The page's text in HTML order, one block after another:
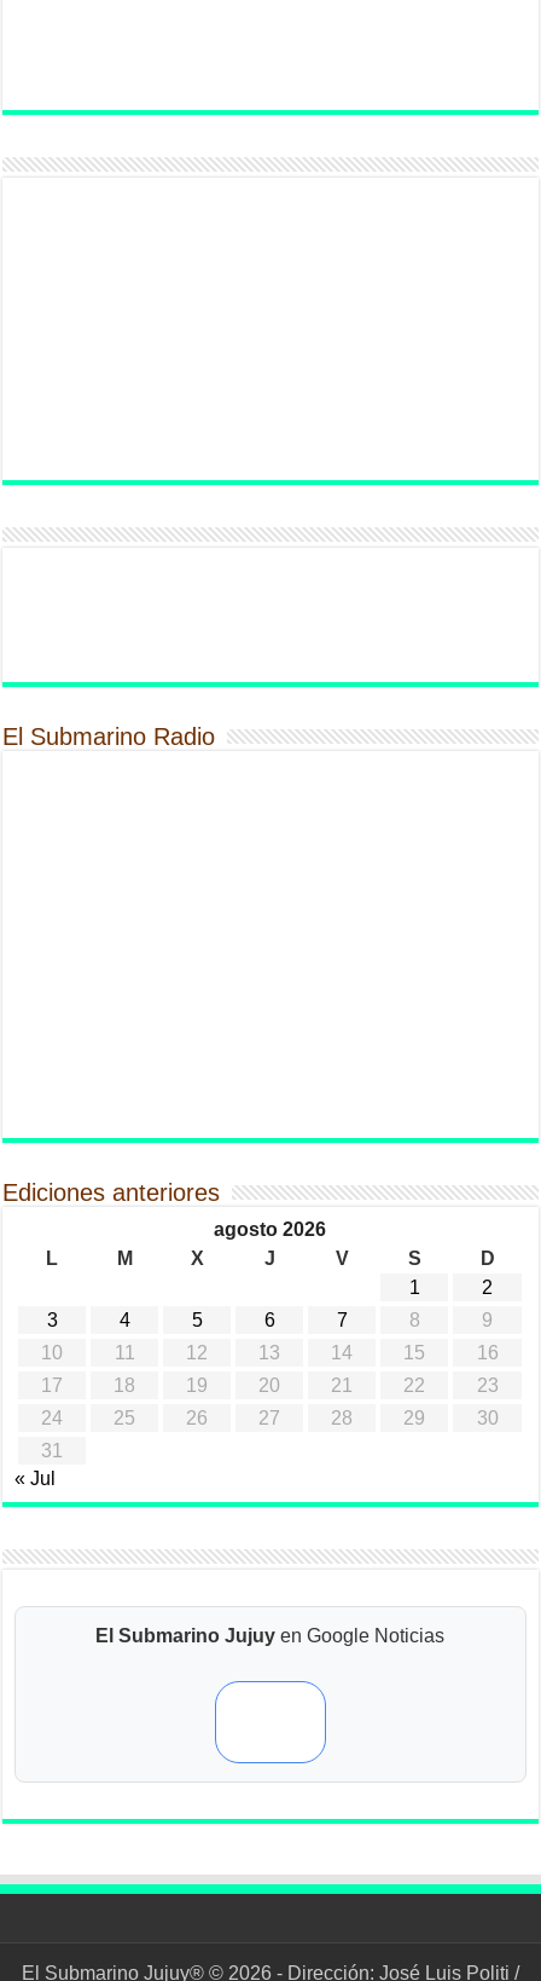
El Submarino Radio
Ediciones anteriores
agosto 2026
L
M X J V S
D
1
2
3
4 5 6 7 8
9
10
11 12 13 14 15
16
17
18 19 20 21 22
23
24
25 26 27 28 29
30
31
« Jul
El Submarino Jujuy en Google Noticias
El Submarino Jujuy® © 2026 - Dirección: José Luis Politi /